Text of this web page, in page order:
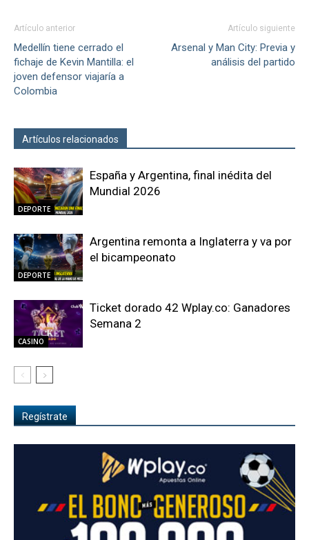
Artículo anterior
Medellín tiene cerrado el
fichaje de Kevin Mantilla: el
joven defensor viajaría a
Colombia
Artículo siguiente
Arsenal y Man City: Previa y
análisis del partido
Artículos relacionados
DEPORTE
España y Argentina, final inédita del
Mundial 2026
DEPORTE
Argentina remonta a Inglaterra y va por
el bicampeonato
CASINO
Ticket dorado 42 Wplay.co: Ganadores
Semana 2
Regístrate